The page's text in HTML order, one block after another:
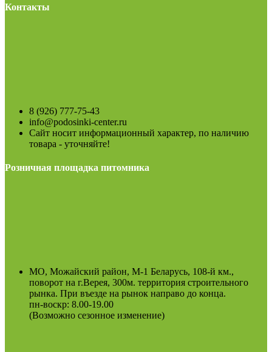
Контакты
8 (926) 777-75-43
info@podosinki-center.ru
Сайт носит информационный характер, по наличию
товара - уточняйте!
Розничная площадка питомника
МО, Можайский район, М-1 Беларусь, 108-й км.,
поворот на г.Верея, 300м. территория строительного
рынка. При въезде на рынок направо до конца.
пн-воскр: 8.00-19.00
(Возможно сезонное изменение)